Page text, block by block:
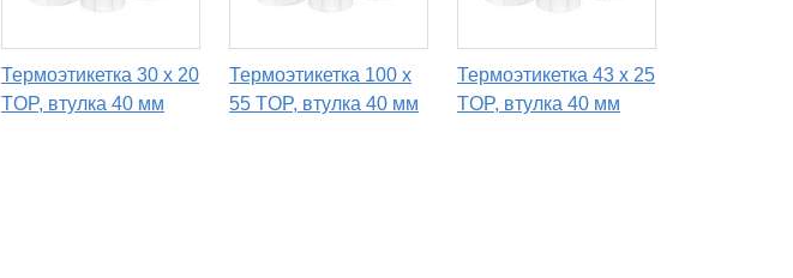
Термоэтикетка 30 х 20
TOP, втулка 40 мм
Термоэтикетка 100 х
55 TOP, втулка 40 мм
Термоэтикетка 43 х 25
TOP, втулка 40 мм